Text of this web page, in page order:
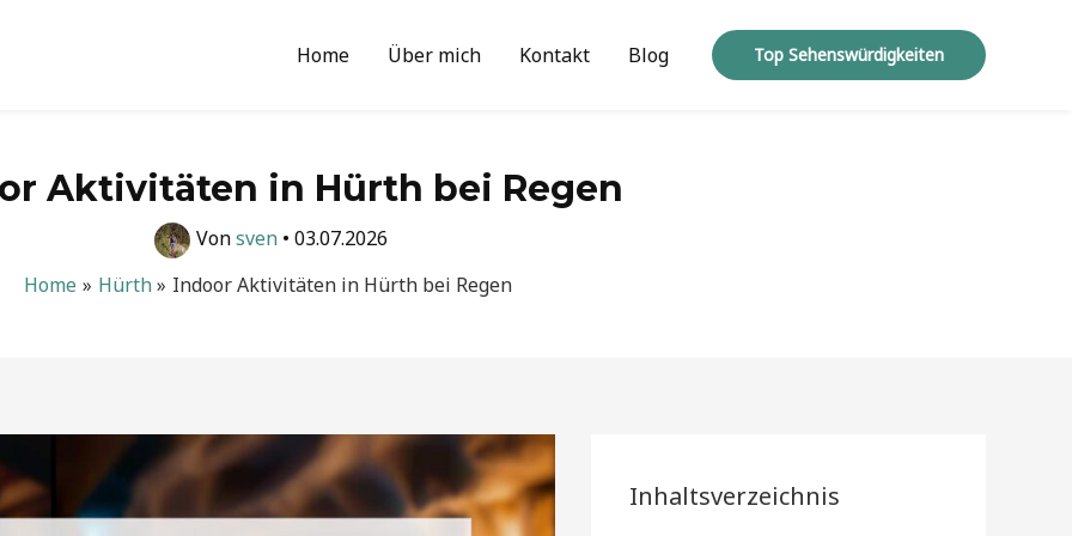
Home Über mich Kontakt Blog Top Sehenswürdigkeiten
Aktivitäten in Hürth bei Regen
Vonsven • 03.07.2026
Home
Hürth Indoor Aktivitäten in Hürth bei Regen
Inhaltsverzeichnis